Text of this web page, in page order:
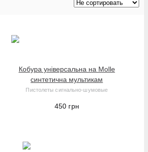
Кобура універсальна на Molle
синтетична мультикам
Пистолеты сигнально-шумовые
450 грн